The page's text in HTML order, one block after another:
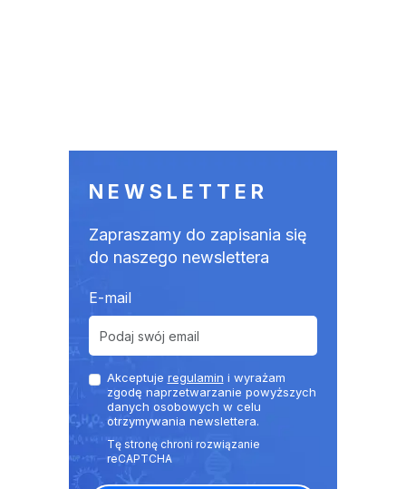
NEWSLETTER
Zapraszamy do zapisania się
do naszego newslettera
E-mail
Akceptuje regulamin i wyrażam
zgodę naprzetwarzanie powyższych
danych osobowych w celu
otrzymywania newslettera.